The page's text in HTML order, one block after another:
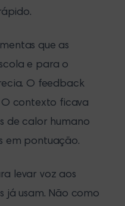
que as
e para o
O feedback
contexto ficava
de calor humano
em pontuação.
levar voz aos
já usam. Não como